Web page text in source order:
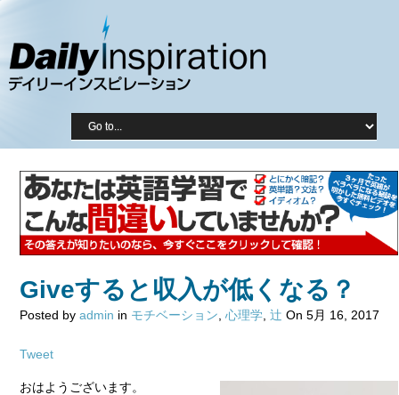
Giveすると収入が低くなる？
Posted by admin in モチベーション 心理学 辻 On 5月 16, 2017
Tweet
おはようございます。